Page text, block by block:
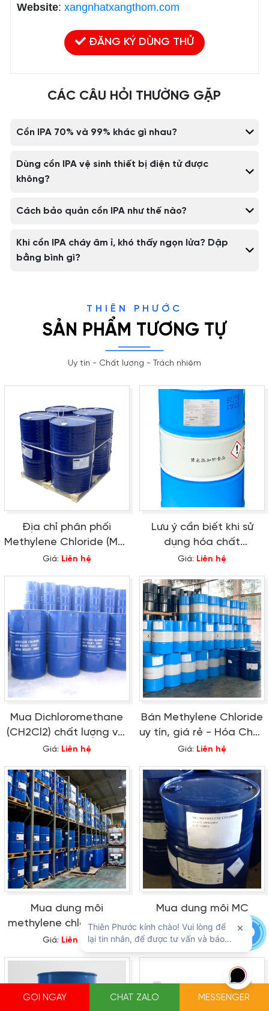
Website: xangnhatxangthom.com
ĐĂNG KÝ DÙNG THỬ
CÁC CÂU HỎI THƯỜNG GẶP
Cồn IPA 70% và 99% khác gì nhau?
Dùng cồn IPA vệ sinh thiết bị điện tử được
không?
Cách bảo quản cồn IPA như thế nào?
Khi cồn IPA cháy âm ỉ, khó thấy ngọn lửa? Dập
bằng bình gì?
THIÊN PHƯỚC
SẢN PHẨM TƯƠNG TỰ
Uy tín - Chất lượng - Trách nhiệm
Địa chỉ phân phối
Methylene Chloride (MC)
- CH2Cl2 uy tín, giá tốt
Giá: Liên hệ
Lưu ý cần biết khi sử
dụng hóa chất
Methylene Chloride
Giá: Liên hệ
Mua Dichloromethane
(CH2Cl2) chất lượng với
giá tốt tại đâu?
Giá: Liên hệ
Bán Methylene Chloride
uy tín, giá rẻ - Hóa Chất
Thiên Phước
Giá: Liên hệ
Mua dung môi
methylene chloride giá
rẻ ở đâu?
Giá: Liên hệ
Mua dung môi MC
(Methylene Chloride) -
CH2Cl2 với giá tốt
Giá: Liên hệ
GỌI NGAY CHAT ZALO MESSENGER